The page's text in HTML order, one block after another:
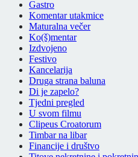
Gastro
Komentar utakmice
Maturalna večer
Ko(š)mentar
Izdvojeno
Festivo
Kancelarija
Druga strana baluna
Di je zapelo?
Tjedni pregled
U svom filmu
Clipeus Croatorum
Timbar na libar
Financije i društvo